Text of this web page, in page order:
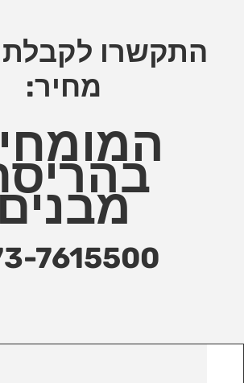
התקשרו
מחיר:
מבנים
7615500